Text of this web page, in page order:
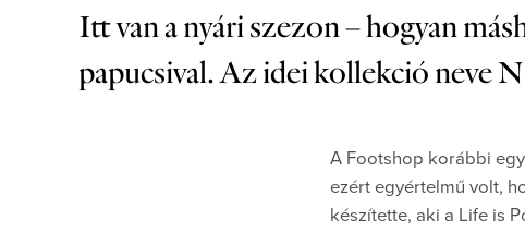
Itt van a nyári szezon – hogyan
papucsival. Az idei kollekció
A Footshop korábbi
ezért egyértelmű volt,
készítette, aki a Life is